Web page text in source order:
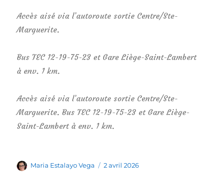
Accès aisé via l’autoroute sortie Centre/Ste-
Marguerite.
Bus TEC 12-19-75-23 et Gare Liège-Saint-Lambert
à env. 1 km.
Accès aisé via l’autoroute sortie Centre/Ste-
Marguerite. Bus TEC 12-19-75-23 et Gare Liège-
Saint-Lambert à env. 1 km.
Auteur
Maria Estalayo Vega
Publié
2 avril 2026